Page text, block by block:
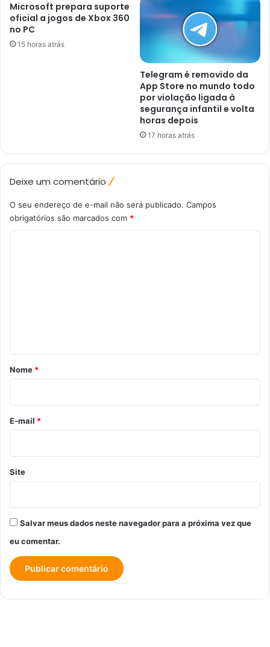
Microsoft prepara suporte
oficial a jogos de Xbox 360
no PC
15 horas atrás
Telegram é removido da
App Store no mundo todo
por violação ligada à
segurança infantil e volta
horas depois
17 horas atrás
Deixe um comentário
O seu endereço de e-mail não será publicado. Campos
obrigatórios são marcados com *
r
o
*
Nome *
E-mail *
Site
Salvar meus dados neste navegador para a próxima vez que
eu comentar.